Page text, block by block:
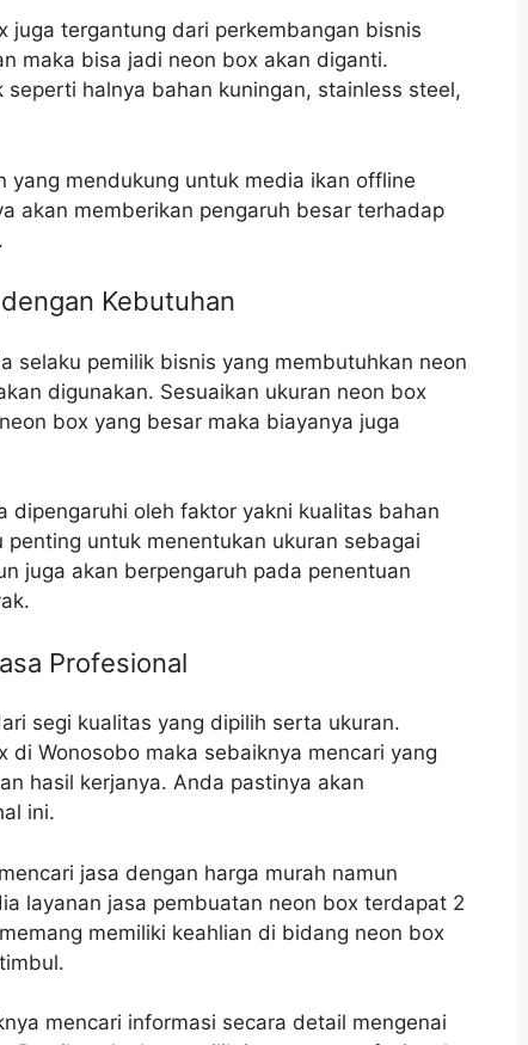
juga tergantung dari perkembangan bisnis
maka bisa jadi neon box akan diganti.
halnya bahan kuningan, stainless steel,
yang mendukung untuk media ikan offline
akan memberikan pengaruh besar terhadap
Kebutuhan
selaku pemilik bisnis yang membutuhkan neon
digunakan. Sesuaikan ukuran neon box
box yang besar maka biayanya juga
dipengaruhi oleh faktor yakni kualitas bahan
untuk menentukan ukuran sebagai
juga akan berpengaruh pada penentuan
Profesional
segi kualitas yang dipilih serta ukuran.
Wonosobo maka sebaiknya mencari yang
hasil kerjanya. Anda pastinya akan
ini.
jasa dengan harga murah namun
layanan jasa pembuatan neon box terdapat 2
memiliki keahlian di bidang neon box
mencari informasi secara detail mengenai